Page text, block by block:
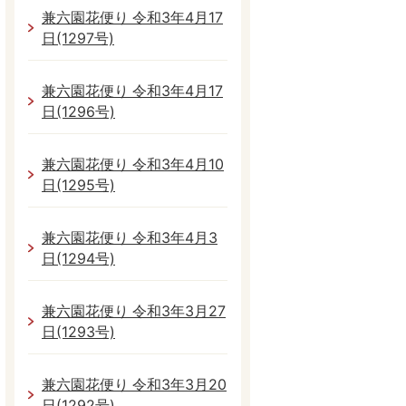
兼六園花便り 令和3年4月17
日(1297号)
兼六園花便り 令和3年4月17
日(1296号)
兼六園花便り 令和3年4月10
日(1295号)
兼六園花便り 令和3年4月3
日(1294号)
兼六園花便り 令和3年3月27
日(1293号)
兼六園花便り 令和3年3月20